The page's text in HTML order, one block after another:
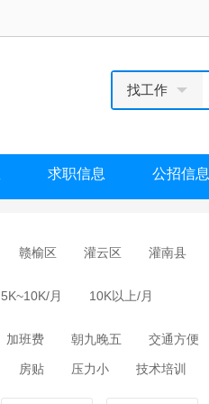
找工作
求职信息 公招信息
赣榆区 灌云区 灌南县
5K~10K/月 10K以上/月
加班费 朝九晚五 交通方便
房贴 压力小 技术培训